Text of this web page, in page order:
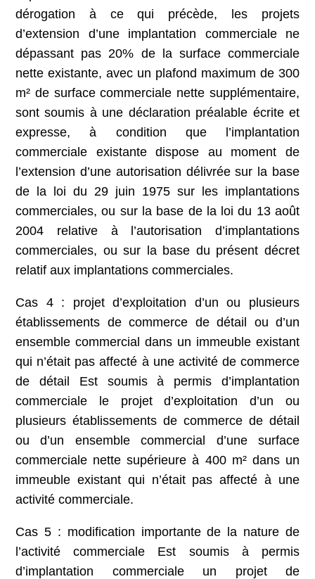
dérogation à ce qui précède, les projets
d’extension d’une implantation commerciale ne
dépassant pas 20% de la surface commerciale
nette existante, avec un plafond maximum de 300
m² de surface commerciale nette supplémentaire,
sont soumis à une déclaration préalable écrite et
expresse, à condition que l’implantation
commerciale existante dispose au moment de
l’extension d’une autorisation délivrée sur la base
de la loi du 29 juin 1975 sur les implantations
commerciales, ou sur la base de la loi du 13 août
2004 relative à l’autorisation d’implantations
commerciales, ou sur la base du présent décret
relatif aux implantations commerciales.
Cas 4 : projet d’exploitation d’un ou plusieurs
établissements de commerce de détail ou d’un
ensemble commercial dans un immeuble existant
qui n’était pas affecté à une activité de commerce
de détail Est soumis à permis d’implantation
commerciale le projet d’exploitation d’un ou
plusieurs établissements de commerce de détail
ou d’un ensemble commercial d’une surface
commerciale nette supérieure à 400 m² dans un
immeuble existant qui n’était pas affecté à une
activité commerciale.
Cas 5 : modification importante de la nature de
l’activité commerciale Est soumis à permis
d’implantation commerciale un projet de